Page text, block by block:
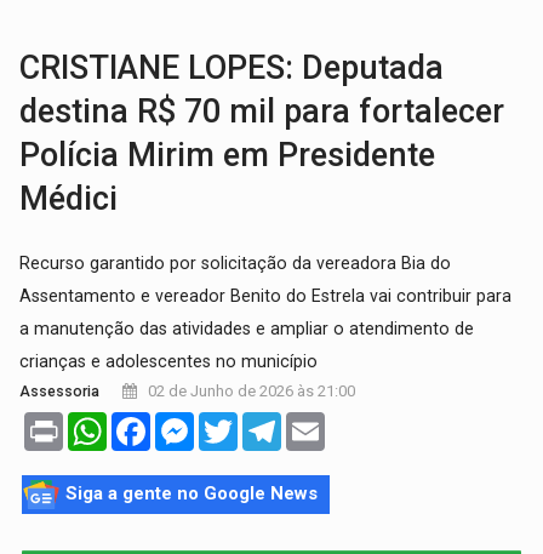
CRISTIANE LOPES: Deputada
destina R$ 70 mil para fortalecer
Polícia Mirim em Presidente
Médici
Recurso garantido por solicitação da vereadora Bia do
Assentamento e vereador Benito do Estrela vai contribuir para
a manutenção das atividades e ampliar o atendimento de
crianças e adolescentes no município
Assessoria 02 de Junho de 2026 às 21:00
Print WhatsAppFacebookMessenger
TwitterTelegram
Siga a gente no Google News